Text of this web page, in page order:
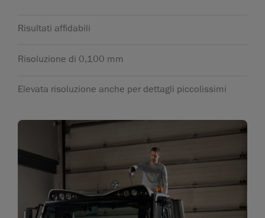
Risultati affidabili
Risoluzione di 0,100 mm
Elevata risoluzione anche per dettagli piccolissimi